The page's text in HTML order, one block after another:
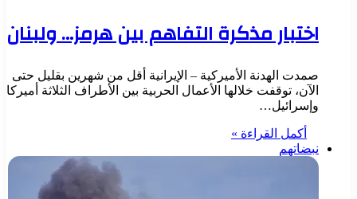
اختبار مذكرة التفاهم بين هرمز… ولبنان
صمدت الهدنة الأميركية – الإيرانية أقل من شهرين بقليل حتى
الآن، توقفت خلالها الأعمال الحربية بين الأطراف الثلاثة أميركا
وإسرائيل…
أكمل القراءة »
نبضاتهم